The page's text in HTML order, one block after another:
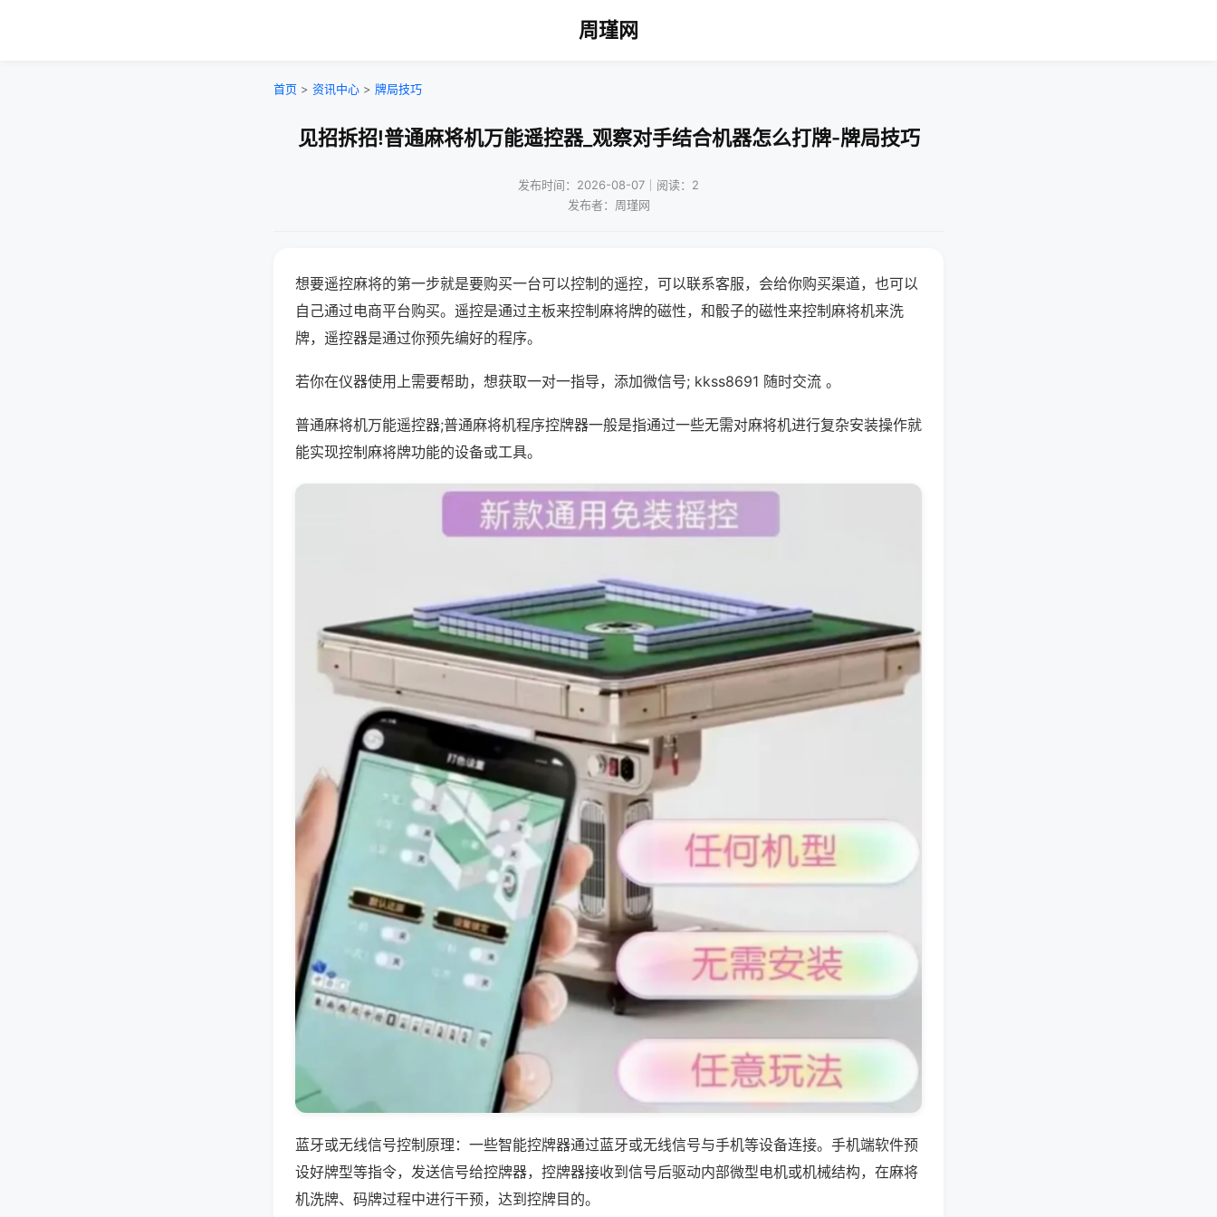
周瑾网
首页 > 资讯中心 > 牌局技巧
见招拆招!普通麻将机万能遥控器_观察对手结合机器怎么打牌-牌局技巧
发布时间：2026-08-07｜阅读：2
发布者：周瑾网
想要遥控麻将的第一步就是要购买一台可以控制的遥控，可以联系客服，会给你购买渠道，也可以
自己通过电商平台购买。遥控是通过主板来控制麻将牌的磁性，和骰子的磁性来控制麻将机来洗
牌，遥控器是通过你预先编好的程序。
若你在仪器使用上需要帮助，想获取一对一指导，添加微信号; kkss8691 随时交流 。
普通麻将机万能遥控器;普通麻将机程序控牌器一般是指通过一些无需对麻将机进行复杂安装操作就
能实现控制麻将牌功能的设备或工具。
蓝牙或无线信号控制原理：一些智能控牌器通过蓝牙或无线信号与手机等设备连接。手机端软件预
设好牌型等指令，发送信号给控牌器，控牌器接收到信号后驱动内部微型电机或机械结构，在麻将
机洗牌、码牌过程中进行干预，达到控牌目的。